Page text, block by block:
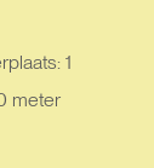
1
meter